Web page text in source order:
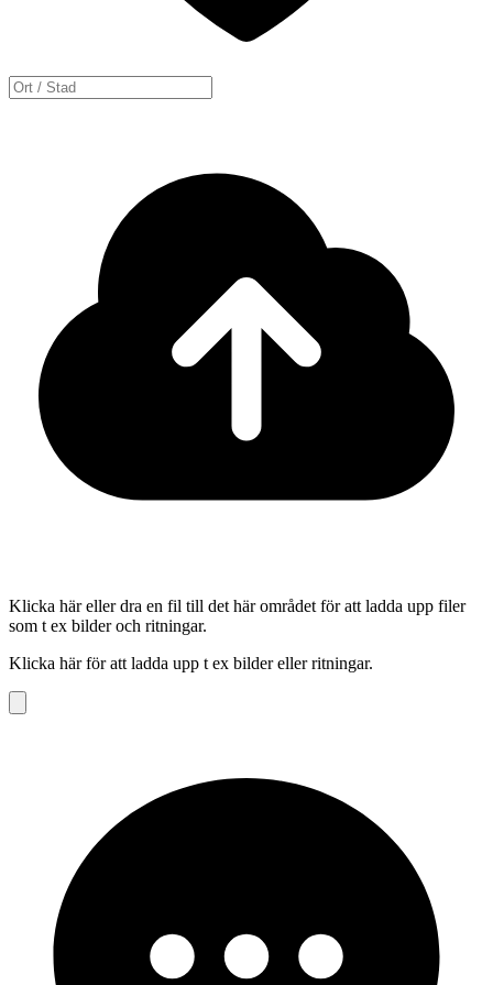
Klicka här eller dra en fil till det här området för att ladda upp filer
som t ex bilder och ritningar.
Klicka här för att ladda upp t ex bilder eller ritningar.